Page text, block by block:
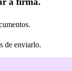
de enviarlo.